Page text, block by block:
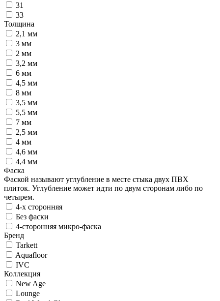
31
33
Толщина
2,1 мм
3 мм
2 мм
3,2 мм
6 мм
4,5 мм
8 мм
3,5 мм
5,5 мм
7 мм
2,5 мм
4 мм
4,6 мм
4,4 мм
Фаска
Фаской называют углубление в месте стыка двух ПВХ
плиток. Углубление может идти по двум сторонам либо по
четырем.
4-х сторонняя
Без фаски
4-сторонняя микро-фаска
Бренд
Tarkett
Aquafloor
IVC
Коллекция
New Age
Lounge